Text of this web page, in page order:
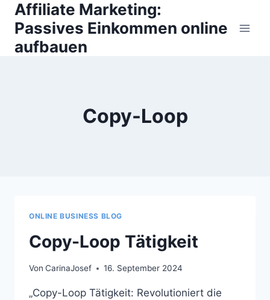
Zum
Inhalt
springen
Affiliate Marketing:
Passives Einkommen online
aufbauen
Copy-Loop
ONLINE BUSINESS BLOG
Copy-Loop Tätigkeit
Von CarinaJosef 16. September 2024
„Copy-Loop Tätigkeit: Revolutioniert die